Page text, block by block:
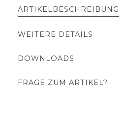
ARTIKELBESCHREIBUNG
WEITERE DETAILS
DOWNLOADS
FRAGE ZUM ARTIKEL?